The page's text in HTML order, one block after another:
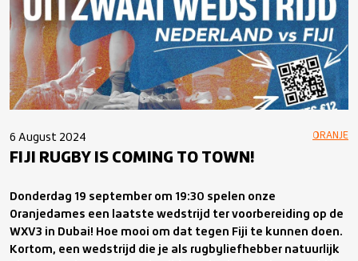
6 August 2024 ORANJE
FIJI RUGBY IS COMING TO TOWN!
Donderdag 19 september om 19:30 spelen onze
Oranjedames een laatste wedstrijd ter voorbereiding op de
WXV3 in Dubai! Hoe mooi om dat tegen Fiji te kunnen doen.
Kortom, een wedstrijd die je als rugbyliefhebber natuurlijk